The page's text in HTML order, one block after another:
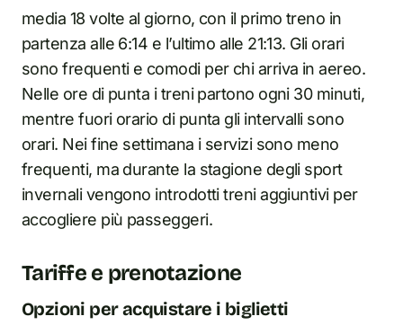
media 18 volte al giorno, con il primo treno in
partenza alle 6:14 e l’ultimo alle 21:13. Gli orari
sono frequenti e comodi per chi arriva in aereo.
Nelle ore di punta i treni partono ogni 30 minuti,
mentre fuori orario di punta gli intervalli sono
orari. Nei fine settimana i servizi sono meno
frequenti, ma durante la stagione degli sport
invernali vengono introdotti treni aggiuntivi per
accogliere più passeggeri.
Tariffe e prenotazione
Opzioni per acquistare i biglietti